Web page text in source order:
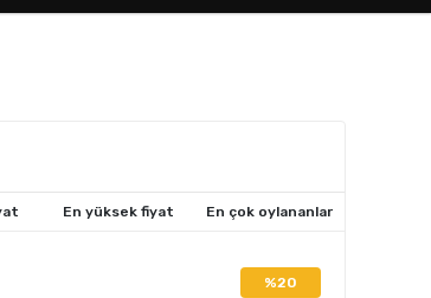
En yüksek fiyat En çok oylananlar
%20